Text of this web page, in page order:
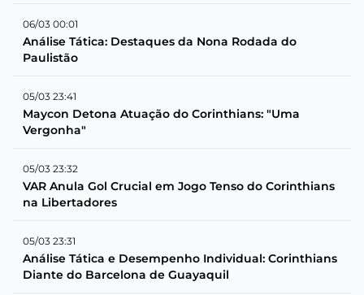
06/03 00:01
Análise Tática: Destaques da Nona Rodada do
Paulistão
05/03 23:41
Maycon Detona Atuação do Corinthians: "Uma
Vergonha"
05/03 23:32
VAR Anula Gol Crucial em Jogo Tenso do Corinthians
na Libertadores
05/03 23:31
Análise Tática e Desempenho Individual: Corinthians
Diante do Barcelona de Guayaquil